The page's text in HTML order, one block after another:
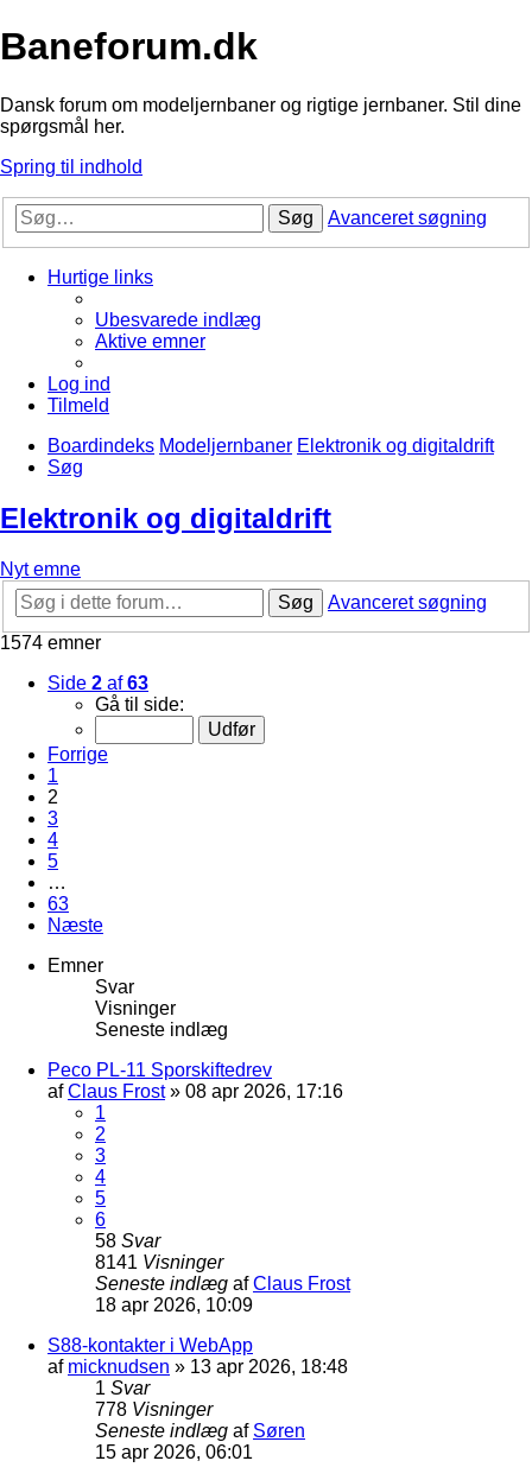
Baneforum.dk
Dansk forum om modeljernbaner og rigtige jernbaner. Stil dine
spørgsmål her.
Spring til indhold
Søg Avanceret søgning
Hurtige links
Ubesvarede indlæg
Aktive emner
Log ind
Tilmeld
Boardindeks Modeljernbaner Elektronik og digitaldrift
Søg
Elektronik og digitaldrift
Nyt emne
Søg
Avanceret søgning
1574 emner
Side 2 af63
Gå til side:
Forrige
1
2
3
4
5
…
63
Næste
Emner
Svar
Visninger
Seneste indlæg
Peco PL-11 Sporskiftedrev
afClaus Frost» 08 apr 2026, 17:16
1
2
3
4
5
6
58 Svar
8141 Visninger
Seneste indlæg afClaus Frost
18 apr 2026, 10:09
S88-kontakter i WebApp
af micknudsen » 13 apr 2026, 18:48
1 Svar
778 Visninger
Seneste indlæg af Søren
15 apr 2026, 06:01